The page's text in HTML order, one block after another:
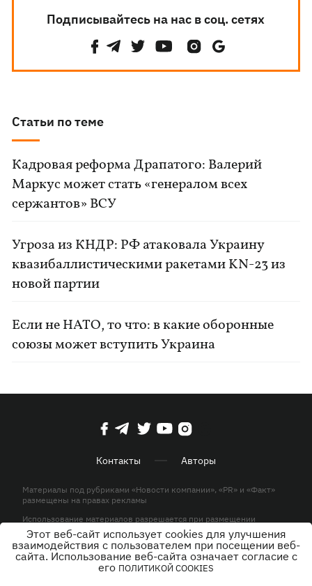
Подписывайтесь на нас в соц. сетях
Статьи по теме
Кадровая реформа Драпатого: Валерий
Маркус может стать «генералом всех
сержантов» ВСУ
Угроза из КНДР: РФ атаковала Украину
квазибаллистическими ракетами KN-23 из
новой партии
Если не НАТО, то что: в какие оборонные
союзы может вступить Украина
Контакты Авторы
Материалы под рубриками «Новости компании», «PR» и «Факт»
размещены на правах рекламы
Использование материалов разрешается при размещении
активной гиперссылки на KP.UA в первом абзаце.
© ООО «ЮЛАВ МЕДИА»,2026. Все права защищены.
Этот веб-сайт использует cookies для улучшения
взаимодействия с пользователем при посещении веб-
сайта. Использование веб-сайта означает согласие с
его ПОЛИТИКОЙ COOKIES